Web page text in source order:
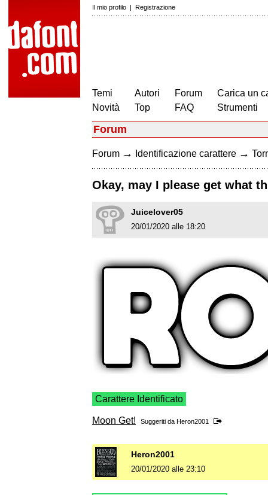
Il mio profilo | Registrazione
Temi
Novità
Autori
Top
Forum
FAQ
Carica un
Strumenti
Forum
Forum → Identificazione carattere →
Okay, may I please get what
Juicelover05
20/01/2020 alle 18:20
Carattere Identificato
Moon Get! Suggeriti da Heron2001
Heron2001
20/01/2020 alle 23:10